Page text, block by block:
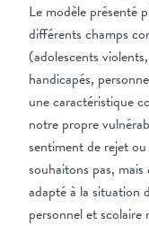
Le modèle présenté
différents champs
(adolescents
handicapés,
une caractéristique
notre propre
sentiment de rejet
souhaitons pas,
adapté à la situation
personnel et scolaire